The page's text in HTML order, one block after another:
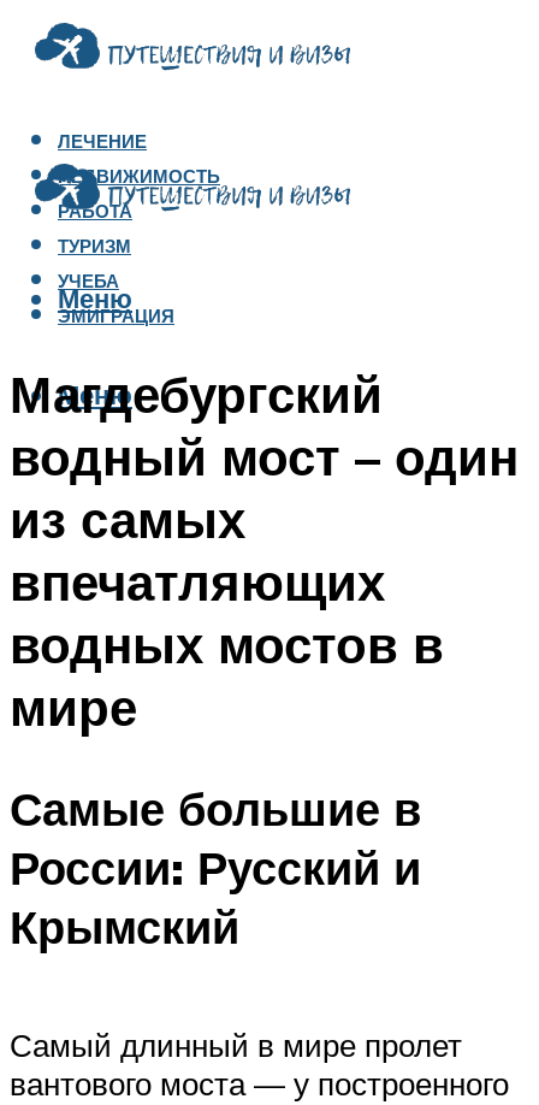
ЛЕЧЕНИЕ
НЕДВИЖИМОСТЬ
РАБОТА
ТУРИЗМ
УЧЕБА
ЭМИГРАЦИЯ
Меню
Меню
Магдебургский
водный мост – один
из самых
впечатляющих
водных мостов в
мире
Самые большие в
России: Русский и
Крымский
Самый длинный в мире пролет
вантового моста — у построенного